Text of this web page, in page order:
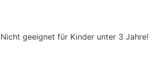
geeignet für Kinder unter 3 Jahre!